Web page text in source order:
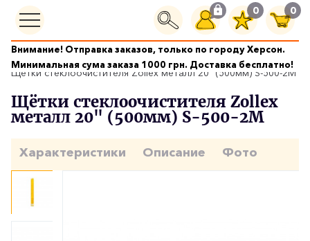
0 0
Внимание! Отправка заказов, только по городу Херсон.
Минимальная сума заказа 1000 грн. Доставка бесплатно!
Щетки стеклоочистителей
Щётки стеклоочистителя Zollex металл 20" (500мм) S-500-2M
Щётки стеклоочистителя Zollex
металл 20" (500мм) S-500-2M
Характеристики Описание Фото